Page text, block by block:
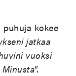
kokee
jatkaa
vuoksi
”.